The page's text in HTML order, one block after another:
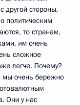
другой стороны,
политическим
то странам,
им очень
сложное
легче. Почему?
очень бережно
Они у нас